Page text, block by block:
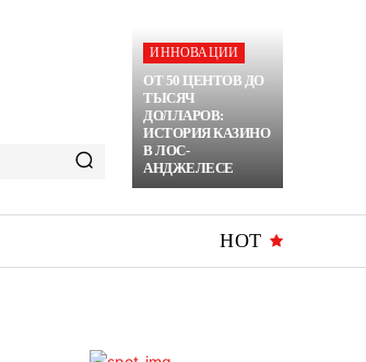
ИННОВАЦИИ
ОТ 50 ЦЕНТОВ ДО
ТЫСЯЧ
ДОЛЛАРОВ:
ИСТОРИЯ КАЗИНО
В ЛОС-
АНДЖЕЛЕСЕ
HOT